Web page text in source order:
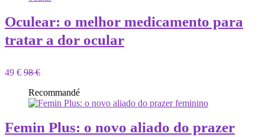
Oculear: o melhor medicamento para
tratar a dor ocular
49 € 98 €
Recommandé
Femin Plus: o novo aliado do prazer